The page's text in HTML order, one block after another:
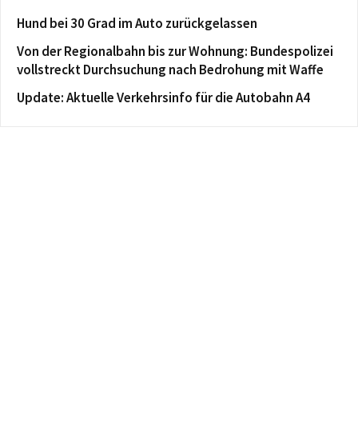
Hund bei 30 Grad im Auto zurückgelassen
Von der Regionalbahn bis zur Wohnung: Bundespolizei
vollstreckt Durchsuchung nach Bedrohung mit Waffe
Update: Aktuelle Verkehrsinfo für die Autobahn A4